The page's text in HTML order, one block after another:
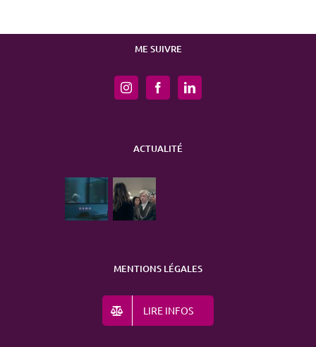
ME SUIVRE
ACTUALITÉ
MENTIONS LÉGALES
LIRE INFOS